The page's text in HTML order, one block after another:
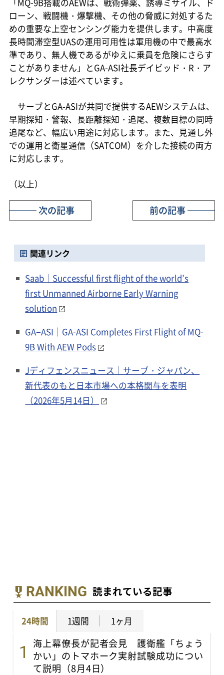
「MQ-9B搭載のAEWは、戦術弾薬、誘導ミサイル、ド
ローン、戦闘機・爆撃機、その他の脅威に対処するた
めの重要な上空センシング能力を提供します。中高度
長時間滞空型UASの運用可用性は軍用機の中で最高水
準であり、無人機であるがゆえに乗員を危険にさらす
ことがありません」とGA-ASI社長デイビッド・R・ア
レクサンダーは述べています。
サーブとGA-ASIが共同で提供するAEWシステムは、
早期探知・警報、長距離探知・追尾、複数目標の同時
追尾など、幅広い用途に対応します。また、見通し外
での運用と衛星通信（SATCOM）を介した接続の両方
に対応します。
（以上）
前の記事
次の記事
関連リンク
Saab｜Successful first flight of the world’s
first Unmanned Airborne Early Warning
solution
GA−ASI｜GA-ASI Completes First Flight of MQ-
9B With AEW Pods
Jディフェンスニュース｜サーブ・ジャパン、
新代表のもと日本市場への本格関与を表明
（2026年5月14日）
RANKING 読まれている記事
24時間 1週間 1ヶ月
海上幕僚長が記者会見 護衛艦「ちょう
かい」のトマホーク実射試験成功につい
て説明（8月4日）